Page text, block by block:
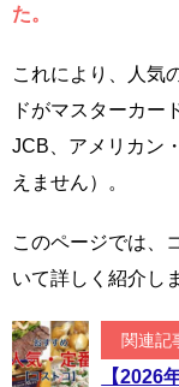
た。
これにより、人気
ドがマスターカー
JCB、アメリカン
えません）。
このページでは、
いて詳しく紹介し
関連記
【2026